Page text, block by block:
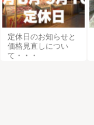
定休日のお知らせと
価格見直しについ
て・・・